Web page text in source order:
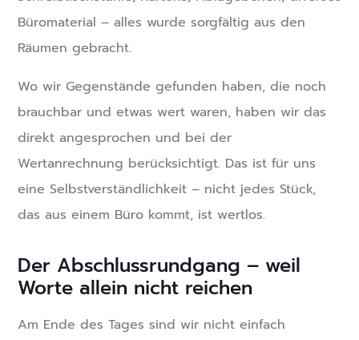
Büromaterial – alles wurde sorgfältig aus den
Räumen gebracht.
Wo wir Gegenstände gefunden haben, die noch
brauchbar und etwas wert waren, haben wir das
direkt angesprochen und bei der
Wertanrechnung berücksichtigt. Das ist für uns
eine Selbstverständlichkeit – nicht jedes Stück,
das aus einem Büro kommt, ist wertlos.
Der Abschlussrundgang – weil
Worte allein nicht reichen
Am Ende des Tages sind wir nicht einfach